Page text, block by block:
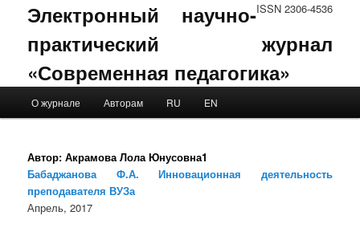
ISSN 2306-4536
Электронный научно-
практический журнал
«Современная педагогика»
Skip to primary content
Skip to secondary content
О журнале Авторам RU EN
Автор: Акрамова Лола Юнусовна1
Бабаджанова Ф.А. Инновационная деятельность
преподавателя ВУЗа
Апрель, 2017